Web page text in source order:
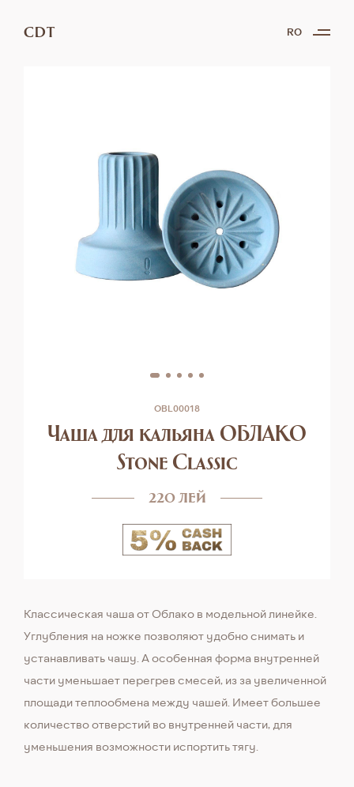
CDT RO
OBL00018
Чаша для кальяна ОБЛАКО
Stone Classic
220 лей
Классическая чаша от Облако в модельной линейке.
Углубления на ножке позволяют удобно снимать и
устанавливать чашу. А особенная форма внутренней
части уменьшает перегрев смесей, из за увеличенной
площади теплообмена между чашей. Имеет большее
количество отверстий во внутренней части, для
уменьшения возможности испортить тягу.